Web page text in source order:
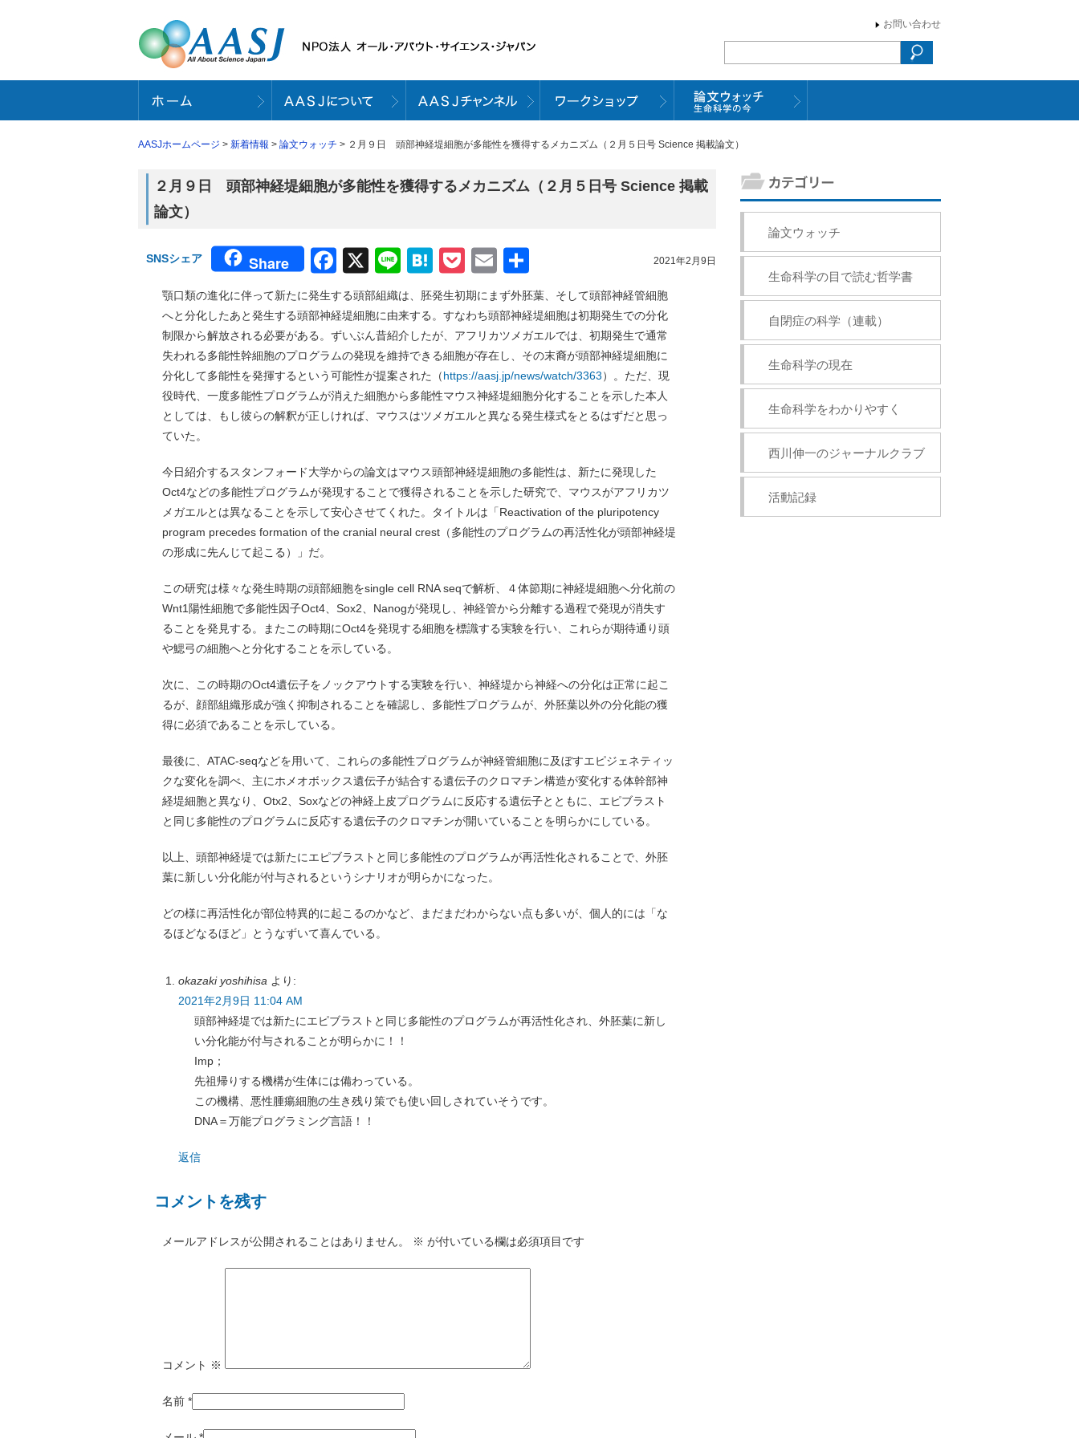
お問い合わせ
AASJホームページ > 新着情報 > 論文ウォッチ > ２月９日 頭部神経堤細胞が多能性を獲得するメカニズム（２月５日号 Science 掲載論文）
２月９日 頭部神経堤細胞が多能性を獲得するメカニズム（２月５日号 Science 掲載
論文）
2021年2月9日
SNSシェア Share Facebook
X LineHatena
Pocket
Email
有
顎口類の進化に伴って新たに発生する頭部組織は、胚発生初期にまず外胚葉、そして頭部神経管細胞
へと分化したあと発生する頭部神経堤細胞に由来する。すなわち頭部神経堤細胞は初期発生での分化
制限から解放される必要がある。ずいぶん昔紹介したが、アフリカツメガエルでは、初期発生で通常
失われる多能性幹細胞のプログラムの発現を維持できる細胞が存在し、その末裔が頭部神経堤細胞に
分化して多能性を発揮するという可能性が提案された（https://aasj.jp/news/watch/3363）。ただ、現
役時代、一度多能性プログラムが消えた細胞から多能性マウス神経堤細胞分化することを示した本人
としては、もし彼らの解釈が正しければ、マウスはツメガエルと異なる発生様式をとるはずだと思っ
ていた。
今日紹介するスタンフォード大学からの論文はマウス頭部神経堤細胞の多能性は、新たに発現した
Oct4などの多能性プログラムが発現することで獲得されることを示した研究で、マウスがアフリカツ
メガエルとは異なることを示して安心させてくれた。タイトルは「Reactivation of the pluripotency
program precedes formation of the cranial neural crest（多能性のプログラムの再活性化が頭部神経堤
の形成に先んじて起こる）」だ。
この研究は様々な発生時期の頭部細胞をsingle cell RNA seqで解析、４体節期に神経堤細胞へ分化前の
Wnt1陽性細胞で多能性因子Oct4、Sox2、Nanogが発現し、神経管から分離する過程で発現が消失す
ることを発見する。またこの時期にOct4を発現する細胞を標識する実験を行い、これらが期待通り頭
や鰓弓の細胞へと分化することを示している。
次に、この時期のOct4遺伝子をノックアウトする実験を行い、神経堤から神経への分化は正常に起こ
るが、顔部組織形成が強く抑制されることを確認し、多能性プログラムが、外胚葉以外の分化能の獲
得に必須であることを示している。
最後に、ATAC-seqなどを用いて、これらの多能性プログラムが神経管細胞に及ぼすエピジェネティッ
クな変化を調べ、主にホメオボックス遺伝子が結合する遺伝子のクロマチン構造が変化する体幹部神
経堤細胞と異なり、Otx2、Soxなどの神経上皮プログラムに反応する遺伝子とともに、エピブラスト
と同じ多能性のプログラムに反応する遺伝子のクロマチンが開いていることを明らかにしている。
以上、頭部神経堤では新たにエピブラストと同じ多能性のプログラムが再活性化されることで、外胚
葉に新しい分化能が付与されるというシナリオが明らかになった。
どの様に再活性化が部位特異的に起こるのかなど、まだまだわからない点も多いが、個人的には「な
るほどなるほど」とうなずいて喜んでいる。
okazaki yoshihisa より:
2021年2月9日 11:04 AM
頭部神経堤では新たにエピブラストと同じ多能性のプログラムが再活性化され、外胚葉に新し
い分化能が付与されることが明らかに！！
Imp；
先祖帰りする機構が生体には備わっている。
この機構、悪性腫瘍細胞の生き残り策でも使い回しされていそうです。
DNA＝万能プログラミング言語！！
返信
コメントを残す
メールアドレスが公開されることはありません。 ※ が付いている欄は必須項目です
コメント ※
名前 *
論文ウォッチ
生命科学の目で読む哲学書
自閉症の科学（連載）
生命科学の現在
生命科学をわかりやすく
西川伸一のジャーナルクラブ
活動記録